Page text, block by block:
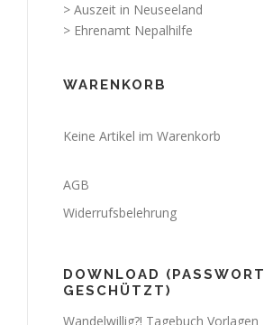
> Auszeit in Neuseeland
> Ehrenamt Nepalhilfe
WARENKORB
Keine Artikel im Warenkorb
AGB
Widerrufsbelehrung
DOWNLOAD (PASSWORT
GESCHÜTZT)
Wandelwillig?! Tagebuch Vorlagen